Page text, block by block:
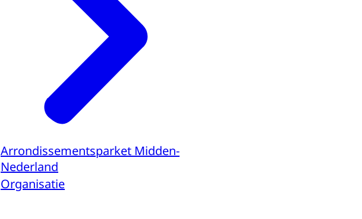
Arrondissementsparket Midden-
Nederland
Organisatie